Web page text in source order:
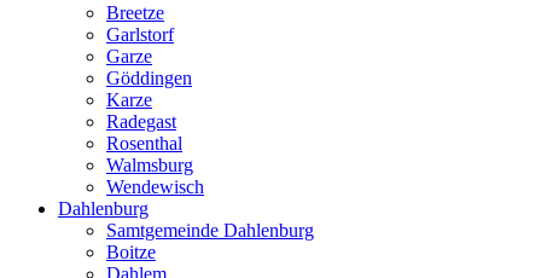
Breetze
Garlstorf
Garze
Göddingen
Karze
Radegast
Rosenthal
Walmsburg
Wendewisch
Dahlenburg
Samtgemeinde Dahlenburg
Boitze